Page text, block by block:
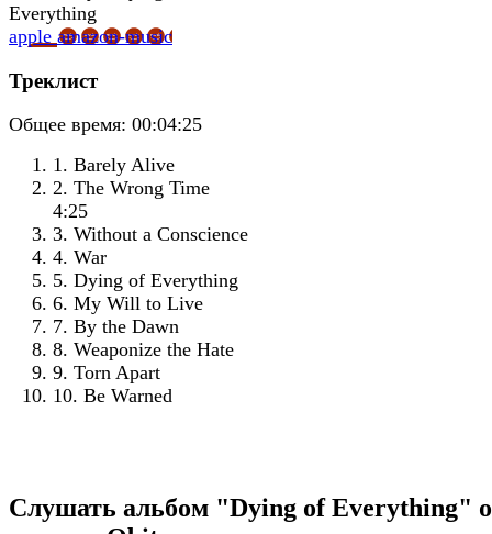
apple amazon-music
Треклист
Общее время: 00:04:25
1. Barely Alive
2. The Wrong Time
4:25
3. Without a Conscience
4. War
5. Dying of Everything
6. My Will to Live
7. By the Dawn
8. Weaponize the Hate
9. Torn Apart
10. Be Warned
Слушать альбом "Dying of Everything"